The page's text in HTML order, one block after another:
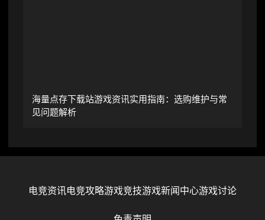
海量点存下载站游戏资讯实用指南：选购维护与常
见问题解析
电竞资讯电竞攻略游戏竞技游戏新闻中心游戏讨论